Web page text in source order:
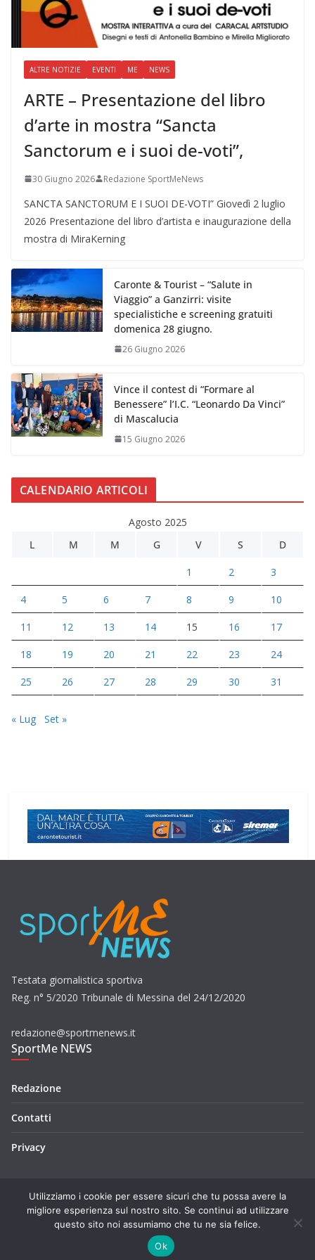
ALTRE NOTIZIE EVENTI ME NEWS
ARTE – Presentazione del libro
d’arte in mostra “Sancta
Sanctorum e i suoi de-voti”,
30 Giugno 2026 Redazione SportMeNews
SANCTA SANCTORUM E I SUOI DE-VOTI” Giovedì 2 luglio
2026 Presentazione del libro d’artista e inaugurazione della
mostra di MiraKerning
Caronte & Tourist – “Salute in
Viaggio” a Ganzirri: visite
specialistiche e screening gratuiti
domenica 28 giugno.
26 Giugno 2026
Vince il contest di “Formare al
Benessere” l’I.C. “Leonardo Da Vinci”
di Mascalucia
15 Giugno 2026
CALENDARIO ARTICOLI
Agosto 2025
L
M M G V S D
1 2 3
4 5 6 7 8 9 10
11 12 13 14 15 16 17
18 19 20 21 22 23 24
25 26 27 28 29 30 31
« Lug Set »
Testata giornalistica sportiva
Reg. n° 5/2020 Tribunale di Messina del 24/12/2020
redazione@sportmenews.it
SportMe NEWS
Redazione
Contatti
Privacy
Copyright © 2026SportMe NEWS. Tutti i diritti riservati.
di ThemeGrill. Powered by
Utilizziamo i cookie per essere sicuri che tu possa avere la
migliore esperienza sul nostro sito. Se continui ad utilizzare
questo sito noi assumiamo che tu ne sia felice.
Ok